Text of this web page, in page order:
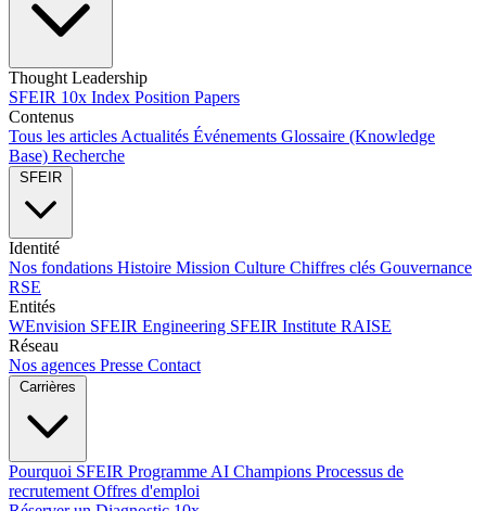
Thought Leadership
SFEIR 10x Index Position Papers
Contenus
Tous les articles Actualités Événements Glossaire (Knowledge
Base) Recherche
SFEIR
Identité
Nos fondations Histoire Mission Culture Chiffres clés Gouvernance
RSE
Entités
WEnvision SFEIR Engineering SFEIR Institute RAISE
Réseau
Nos agences Presse Contact
Carrières
Pourquoi SFEIR Programme AI Champions Processus de
recrutement Offres d'emploi